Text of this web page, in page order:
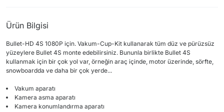
Ürün Bilgisi
Bullet-HD 4S 1080P için. Vakum-Cup-Kit kullanarak tüm düz ve pürüzsüz
yüzeylere Bullet 4S monte edebilirsiniz. Bununla birlikte Bullet 4S
kullanmak için bir çok yol var, örneğin araç içinde, motor üzerinde, sörfte,
snowboardda ve daha bir çok yerde...
Vakum aparatı
Kamera asma aparatı
Kamera konumlandırma aparatı